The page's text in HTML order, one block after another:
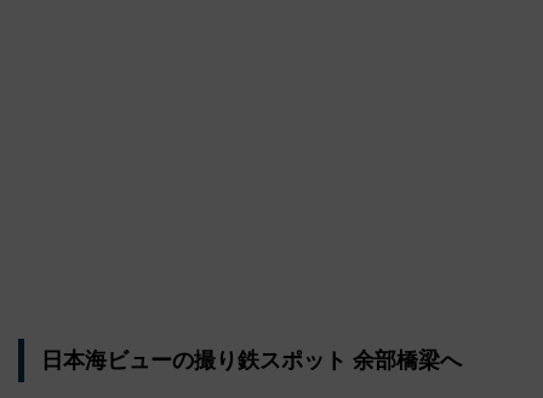
日本海ビューの撮り鉄スポット 余部橋梁へ